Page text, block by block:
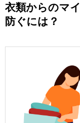
衣類からのマ
防ぐには？